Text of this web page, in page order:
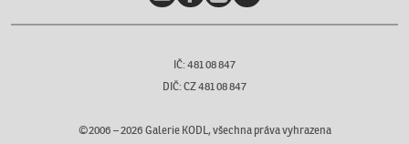
IČ: 481 08 847
DIČ: CZ 481 08 847
©2006 –2026 Galerie KODL, všechna práva vyhrazena